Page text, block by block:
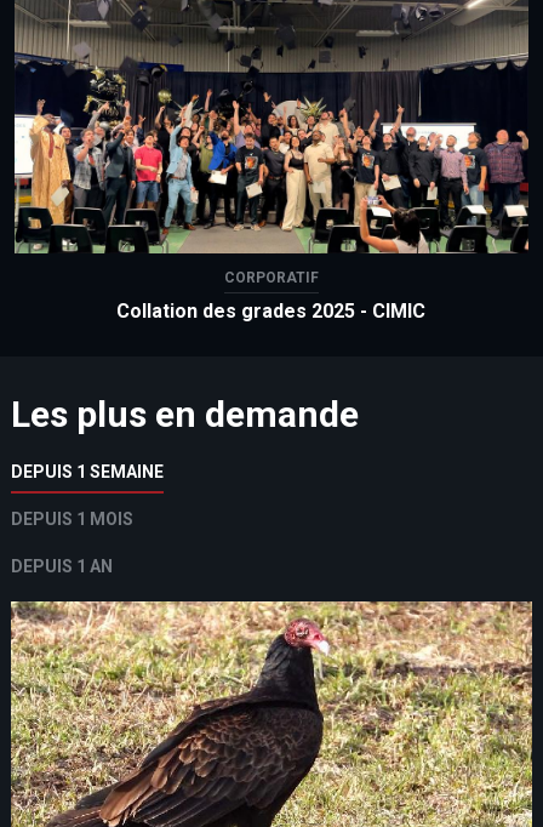
CORPORATIF
Collation des grades 2025 - CIMIC
Les plus en demande
DEPUIS 1 SEMAINE
DEPUIS 1 MOIS
DEPUIS 1 AN